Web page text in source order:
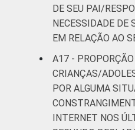
DE SEU PAI/
NECESSIDADE DE
EM RELAÇÃO AO
A17 -
CRIANÇAS/
POR ALGUMA
INTERNET NOS